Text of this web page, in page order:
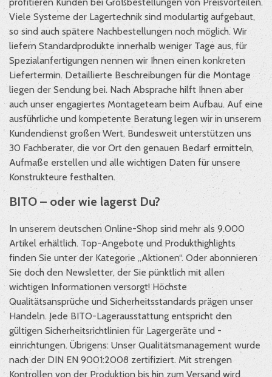
Viele Systeme der Lagertechnik sind modulartig aufgebaut,
so sind auch spätere Nachbestellungen noch möglich. Wir
liefern Standardprodukte innerhalb weniger Tage aus, für
Spezialanfertigungen nennen wir Ihnen einen konkreten
Liefertermin. Detaillierte Beschreibungen für die Montage
liegen der Sendung bei. Nach Absprache hilft Ihnen aber
auch unser engagiertes Montageteam beim Aufbau. Auf eine
ausführliche und kompetente Beratung legen wir in unserem
Kundendienst großen Wert. Bundesweit unterstützen uns
30 Fachberater, die vor Ort den genauen Bedarf ermitteln,
Aufmaße erstellen und alle wichtigen Daten für unsere
Konstrukteure festhalten.
BITO – oder wie lagerst Du?
In unserem deutschen Online-Shop sind mehr als 9.000
Artikel erhältlich. Top-Angebote und Produkthighlights
finden Sie unter der Kategorie „Aktionen“. Oder abonnieren
Sie doch den Newsletter, der Sie pünktlich mit allen
wichtigen Informationen versorgt! Höchste
Qualitätsansprüche und Sicherheitsstandards prägen unser
Handeln. Jede BITO-Lagerausstattung entspricht den
gültigen Sicherheitsrichtlinien für Lagergeräte und -
einrichtungen. Übrigens: Unser Qualitätsmanagement wurde
nach der DIN EN 9001:2008 zertifiziert. Mit strengen
Kontrollen von der Produktion bis hin zum Versand wird